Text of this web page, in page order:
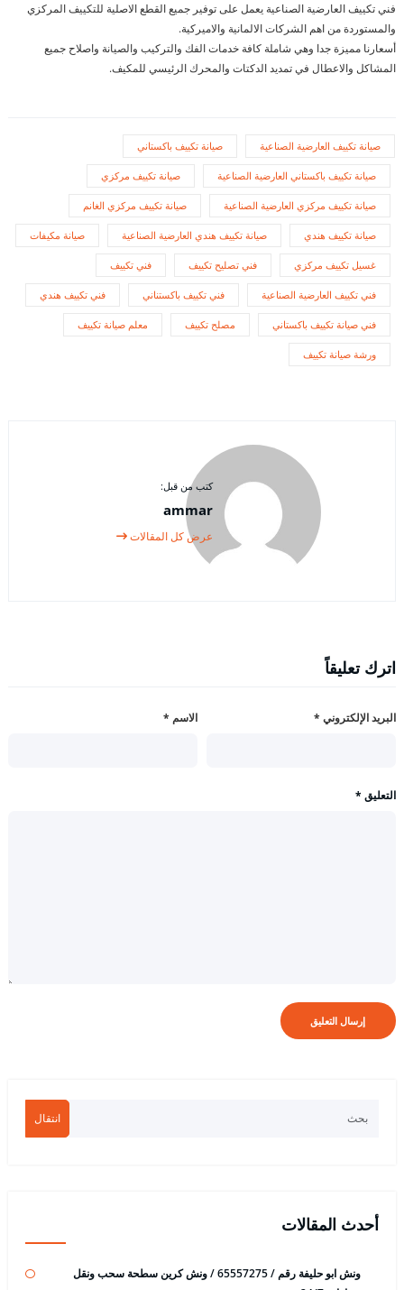
فني تكييف العارضية الصناعية يعمل على توفير جميع القطع الاصلية للتكييف المركزي
والمستوردة من اهم الشركات الالمانية والاميركية.
أسعارنا مميزة جدا وهي شاملة كافة خدمات الفك والتركيب والصيانة واصلاح جميع
المشاكل والاعطال في تمديد الدكتات والمحرك الرئيسي للمكيف.
صيانة تكييف العارضية الصناعية صيانة تكييف باكستاني
صيانة تكييف باكستاني العارضية الصناعية صيانة تكييف مركزي
صيانة تكييف مركزي العارضية الصناعية صيانة تكييف مركزي الغانم
صيانة تكييف هندي صيانة تكييف هندي العارضية الصناعية صيانة مكيفات
غسيل تكييف مركزي فني تصليح تكييف فني تكييف
فني تكييف العارضية الصناعية فني تكييف باكستناني فني تكييف هندي
فني صيانة تكييف باكستاني مصلح تكييف معلم صيانة تكييف
ورشة صيانة تكييف
كتب من قبل:
ammar
عرض كل المقالات
اترك تعليقاً
الاسم * البريد الإلكتروني *
التعليق *
انتقال
أحدث المقالات
ونش ابو حليفة رقم / 65557275 / ونش كرين سطحة سحب ونقل